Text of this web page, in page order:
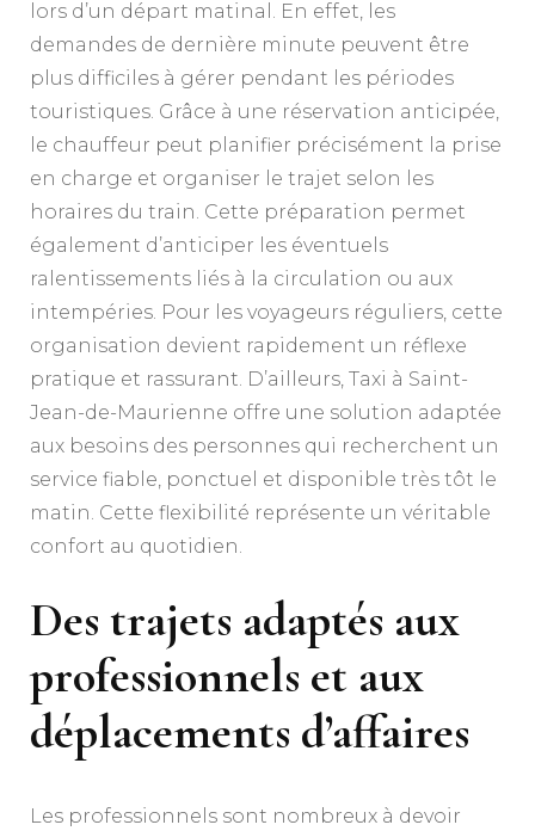
lors d’un départ matinal. En effet, les
demandes de dernière minute peuvent être
plus difficiles à gérer pendant les périodes
touristiques. Grâce à une réservation anticipée,
le chauffeur peut planifier précisément la prise
en charge et organiser le trajet selon les
horaires du train. Cette préparation permet
également d’anticiper les éventuels
ralentissements liés à la circulation ou aux
intempéries. Pour les voyageurs réguliers, cette
organisation devient rapidement un réflexe
pratique et rassurant. D’ailleurs, Taxi à Saint-
Jean-de-Maurienne offre une solution adaptée
aux besoins des personnes qui recherchent un
service fiable, ponctuel et disponible très tôt le
matin. Cette flexibilité représente un véritable
confort au quotidien.
Des trajets adaptés aux
professionnels et aux
déplacements d’affaires
Les professionnels sont nombreux à devoir